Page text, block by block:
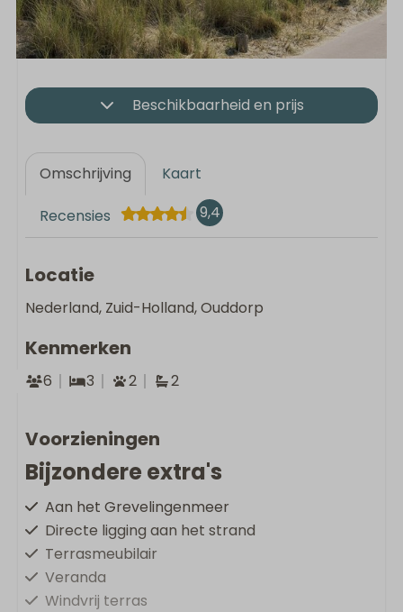
Beschikbaarheid en prijs
Omschrijving Kaart
Recensies 9,4
Locatie
Nederland, Zuid-Holland, Ouddorp
Kenmerken
6 3 2 2
Voorzieningen
Bijzondere extra's
Aan het Grevelingenmeer
Directe ligging aan het strand
Terrasmeubilair
Veranda
Windvrij terras